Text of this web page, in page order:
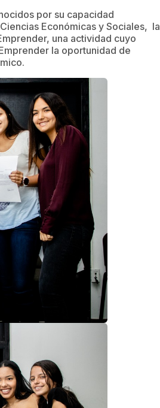
por su capacidad
Económicas y Sociales, la
una actividad cuyo
la oportunidad de